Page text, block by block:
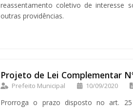
reassentamento coletivo de interesse
outras providências.
Projeto de Lei Complementar
Prefeito Municipal 10/09/2020
Prorroga o prazo disposto no art.